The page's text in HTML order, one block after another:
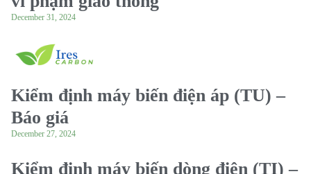
December 31, 2024
Kiểm định máy biến điện áp (TU) –
Báo giá
December 27, 2024
Kiểm định máy biến dòng điện (TI) –